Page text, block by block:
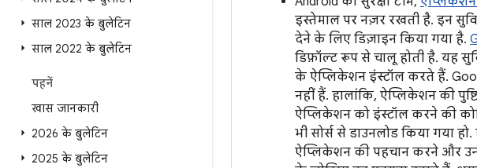
साल 2023 के बुलेटिन
साल 2022 के बुलेटिन
पहनें
खास जानकारी
2026 के बुलेटिन
2025 के बुलेटिन
इस्तेमाल पर नज़र रखती है. इन
देने के लिए डिज़ाइन किया गया है.
डिफ़ॉल्ट रूप से चालू होती है. यह
के ऐप्लिकेशन इंस्टॉल करते हैं.
नहीं हैं. हालांकि, ऐप्लिकेशन की
ऐप्लिकेशन को इंस्टॉल करने की
भी सोर्स से डाउनलोड किया गया
ऐप्लिकेशन की पहचान करने और